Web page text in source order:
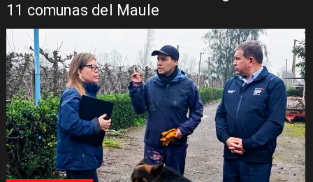
11 comunas del Maule